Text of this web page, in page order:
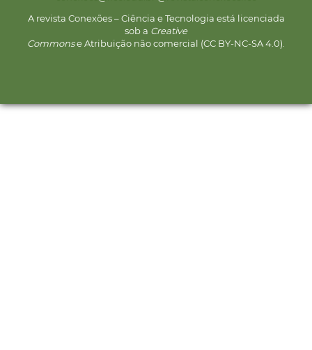
A revista Conexões – Ciência e Tecnologia está licenciada
sob a Creative
Commonse Atribuição não comercial (CC BY-NC-SA 4.0).